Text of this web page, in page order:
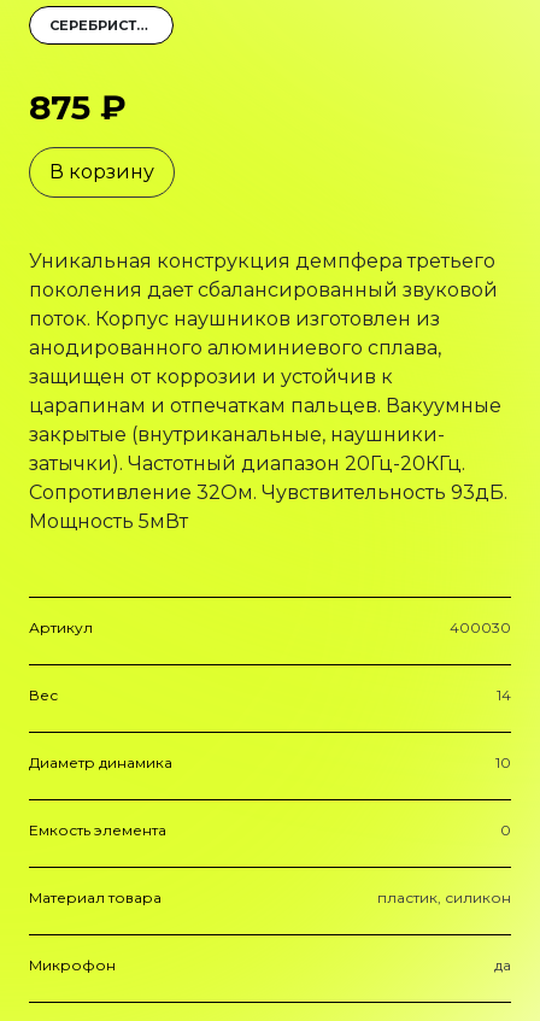
СЕРЕБРИСТЫЙ
875 ₽
В корзину
Уникальная конструкция демпфера третьего
поколения дает сбалансированный звуковой
поток. Корпус наушников изготовлен из
анодированного алюминиевого сплава,
защищен от коррозии и устойчив к
царапинам и отпечаткам пальцев. Вакуумные
закрытые (внутриканальные, наушники-
затычки). Частотный диапазон 20Гц-20КГц.
Сопротивление 32Ом. Чувствительность 93дБ.
Мощность 5мВт
Артикул 400030
Вес 14
Диаметр динамика 10
Емкость элемента 0
Материал товара пластик, силикон
Микрофон да